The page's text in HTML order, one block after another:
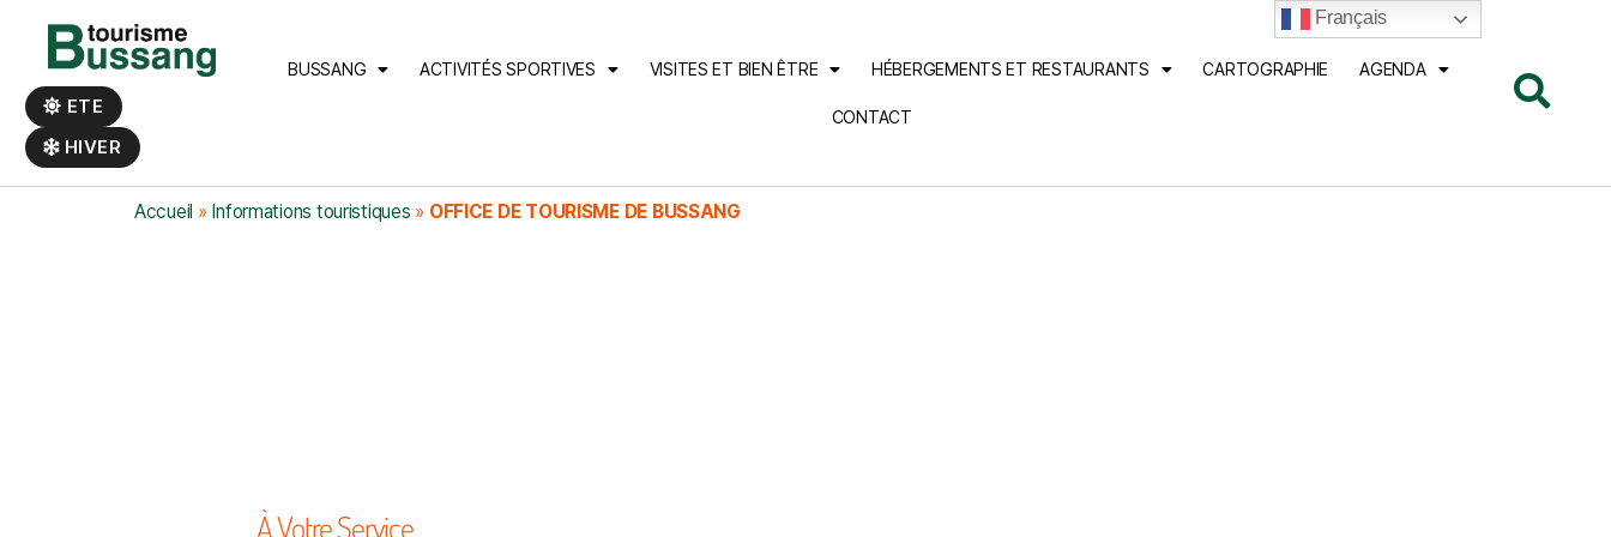
ETE
HIVER
BUSSANG ACTIVITÉS SPORTIVES VISITES ET BIEN ÊTRE HÉBERGEMENTS ET RESTAURANTS CARTOGRAPHIE AGENDA
CONTACT
Accueil » Informations touristiques » OFFICE DE TOURISME DE BUSSANG
À Votre Service
Français